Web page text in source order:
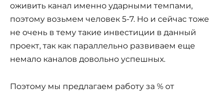
оживить канал именно ударными темпами,
поэтому возьмем человек 5-7. Но и сейчас тоже
не очень в тему такие инвестиции в данный
проект, так как параллельно развиваем еще
немало каналов довольно успешных.
Поэтому мы предлагаем работу за % от